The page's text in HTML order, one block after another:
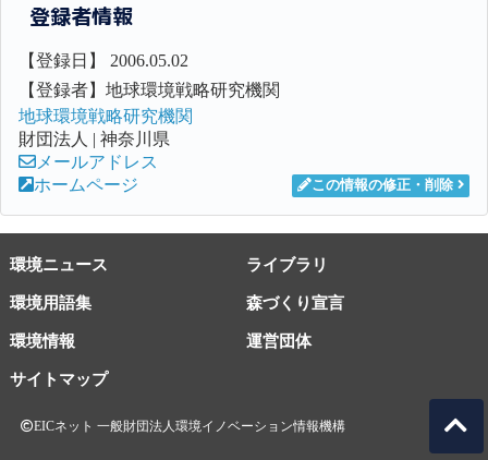
登録者情報
【登録日】 2006.05.02
【登録者】地球環境戦略研究機関
地球環境戦略研究機関
財団法人 | 神奈川県
メールアドレス
ホームページ
この情報の修正・削除
環境ニュース ライブラリ
環境用語集 森づくり宣言
環境情報
サイトマップ
運営団体
EICネット 一般財団法人環境イノベーション情報機構